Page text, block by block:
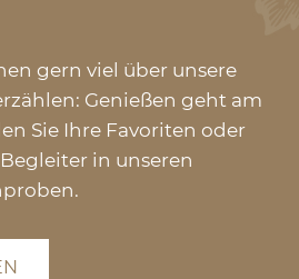
gern viel über unsere
Genießen geht am
Sie Ihre Favoriten oder
in unseren